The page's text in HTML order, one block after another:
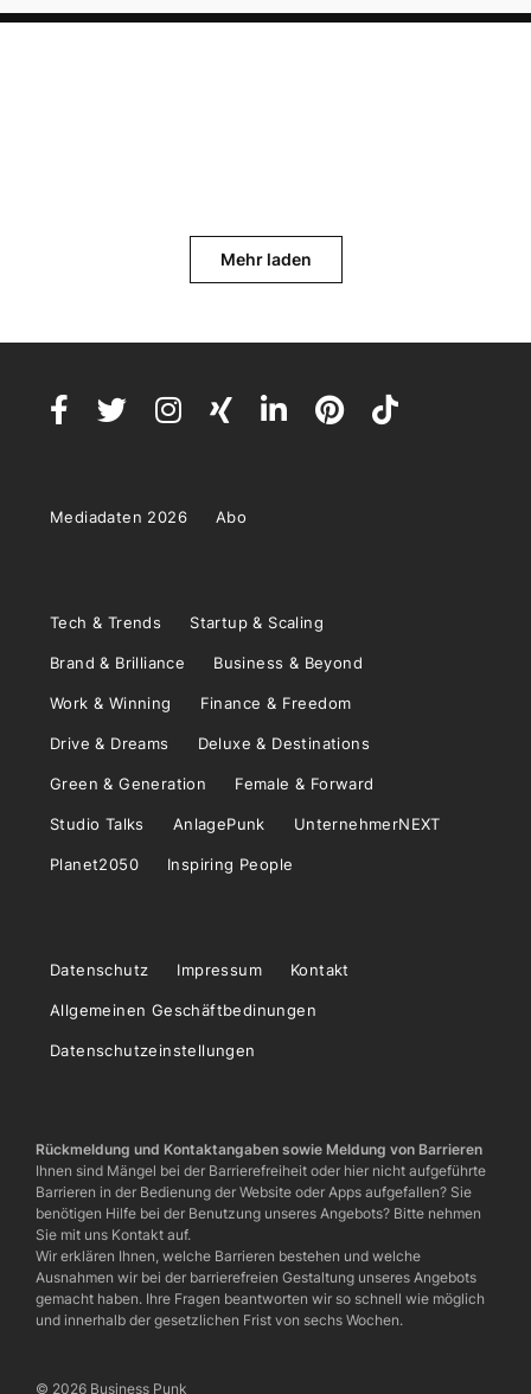
Mehr laden
Mediadaten 2026 Abo
Tech & Trends Startup & Scaling
Brand & Brilliance Business & Beyond
Work & Winning Finance & Freedom
Drive & Dreams Deluxe & Destinations
Green & Generation Female & Forward
Studio Talks AnlagePunk UnternehmerNEXT
Planet2050 Inspiring People
Datenschutz Impressum Kontakt
Allgemeinen Geschäftbedinungen
Datenschutzeinstellungen
Rückmeldung und Kontaktangaben sowie Meldung von Barrieren
Ihnen sind Mängel bei der Barrierefreiheit oder hier nicht aufgeführte
Barrieren in der Bedienung der Website oder Apps aufgefallen? Sie
benötigen Hilfe bei der Benutzung unseres Angebots? Bitte nehmen
Sie mit uns Kontakt auf.
Wir erklären Ihnen, welche Barrieren bestehen und welche
Ausnahmen wir bei der barrierefreien Gestaltung unseres Angebots
gemacht haben. Ihre Fragen beantworten wir so schnell wie möglich
und innerhalb der gesetzlichen Frist von sechs Wochen.
© 2026 Business Punk